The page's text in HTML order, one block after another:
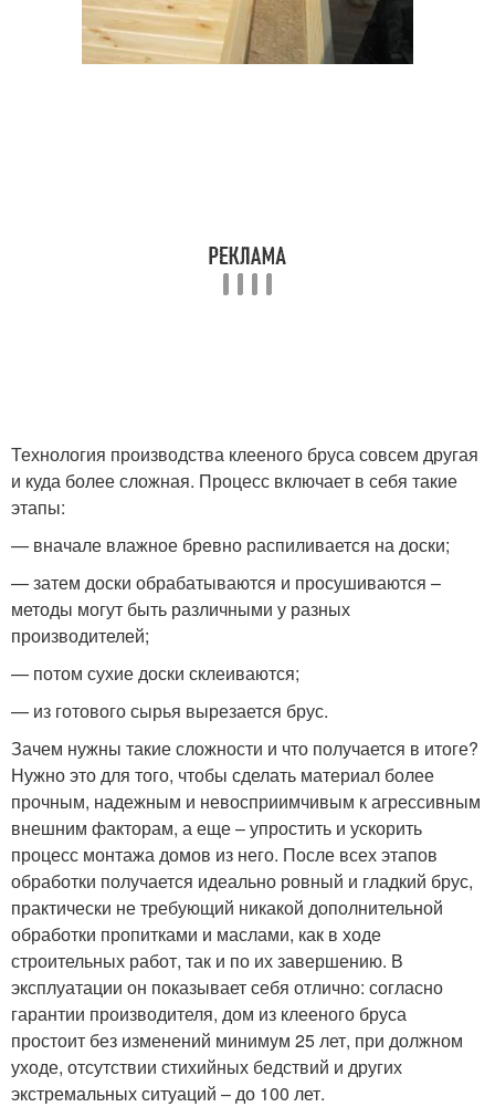
Технология производства клееного бруса совсем другая
и куда более сложная. Процесс включает в себя такие
этапы:
— вначале влажное бревно распиливается на доски;
— затем доски обрабатываются и просушиваются –
методы могут быть различными у разных
производителей;
— потом сухие доски склеиваются;
— из готового сырья вырезается брус.
Зачем нужны такие сложности и что получается в итоге?
Нужно это для того, чтобы сделать материал более
прочным, надежным и невосприимчивым к агрессивным
внешним факторам, а еще – упростить и ускорить
процесс монтажа домов из него. После всех этапов
обработки получается идеально ровный и гладкий брус,
практически не требующий никакой дополнительной
обработки пропитками и маслами, как в ходе
строительных работ, так и по их завершению. В
эксплуатации он показывает себя отлично: согласно
гарантии производителя, дом из клееного бруса
простоит без изменений минимум 25 лет, при должном
уходе, отсутствии стихийных бедствий и других
экстремальных ситуаций – до 100 лет.